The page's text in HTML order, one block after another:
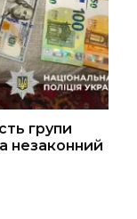
групи
незаконний